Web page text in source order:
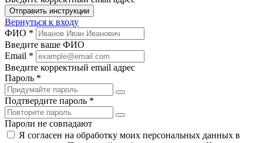
Отправить инструкции
Вернуться к входу
ФИО *
Введите ваше ФИО
Email *
Введите корректный email адрес
Пароль *
Подтвердите пароль *
Пароли не совпадают
Я согласен на обработку моих персональных данных в